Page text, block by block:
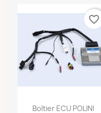
Boîtier ECU POLINI
favorite_border